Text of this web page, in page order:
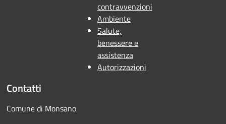
contravvenzioni
Ambiente
Salute,
benessere e
assistenza
Autorizzazioni
Contatti
Comune di Monsano